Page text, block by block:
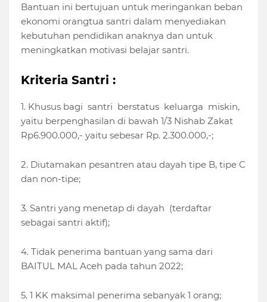
Bantuan ini bertujuan untuk meringankan beban
ekonomi orangtua santri dalam menyediakan
kebutuhan pendidikan anaknya dan untuk
meningkatkan motivasi belajar santri.
Kriteria Santri :
1. Khusus bagi santri berstatus keluarga miskin,
yaitu berpenghasilan di bawah 1/3 Nishab Zakat
Rp6.900.000,- yaitu sebesar Rp. 2.300.000,-;
2. Diutamakan pesantren atau dayah tipe B, tipe C
dan non-tipe;
3. Santri yang menetap di dayah (terdaftar
sebagai santri aktif);
4. Tidak penerima bantuan yang sama dari
BAITUL MAL Aceh pada tahun 2022;
5. 1 KK maksimal penerima sebanyak 1 orang;